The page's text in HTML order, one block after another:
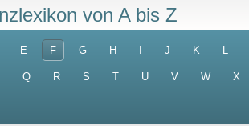
von A bis Z
E F G H J K L
Q R S T U V W X